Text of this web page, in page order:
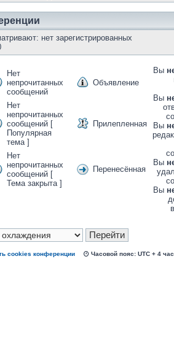
нет зарегистрированных
Нет
непрочитанных
сообщений
Объявление
Нет
непрочитанных
сообщений [
Популярная
тема ]
Прилепленная
Нет
непрочитанных
сообщений [
Тема закрыта ]
Перенесённая
Вы
Вы
Вы
Вы
Вы
cookies конференции Часовой пояс: UTC + 4